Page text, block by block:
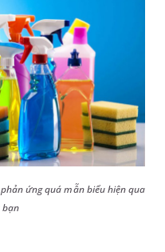
ứng quá mẫn biểu hiện qua
bạn